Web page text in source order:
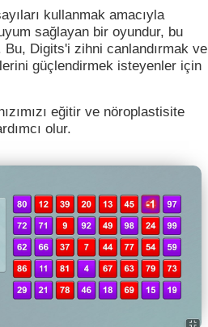
kullanmak amacıyla
sağlayan bir oyundur, bu
Digits'i zihni canlandırmak ve
güçlendirmek isteyenler için
eğitir ve nöroplastisite
olur.